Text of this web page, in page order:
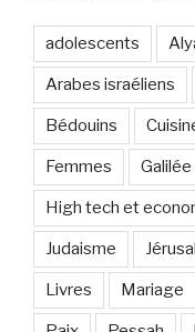
adolescents
Arabes israéliens
Bédouins
Femmes Galilée
High tech et
Judaisme
Livres Mariage